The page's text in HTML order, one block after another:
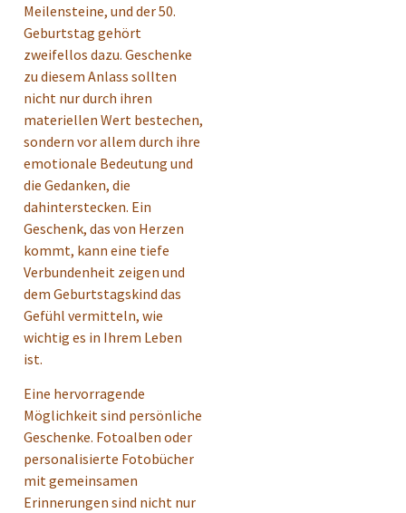
Meilensteine, und der 50.
Geburtstag gehört
zweifellos dazu. Geschenke
zu diesem Anlass sollten
nicht nur durch ihren
materiellen Wert bestechen,
sondern vor allem durch ihre
emotionale Bedeutung und
die Gedanken, die
dahinterstecken. Ein
Geschenk, das von Herzen
kommt, kann eine tiefe
Verbundenheit zeigen und
dem Geburtstagskind das
Gefühl vermitteln, wie
wichtig es in Ihrem Leben
ist.
Eine hervorragende
Möglichkeit sind persönliche
Geschenke. Fotoalben oder
personalisierte Fotobücher
mit gemeinsamen
Erinnerungen sind nicht nur